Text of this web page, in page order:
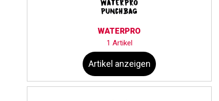
WATERPRO
1 Artikel
Artikel anzeigen